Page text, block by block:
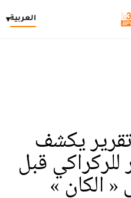
العربية▾
يكشف
قبل
الكان »